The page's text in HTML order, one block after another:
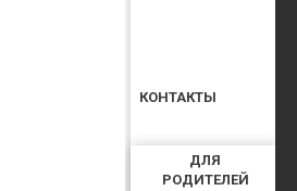
ДЛЯ
РОДИТЕЛЕЙ
КОНТАКТЫ